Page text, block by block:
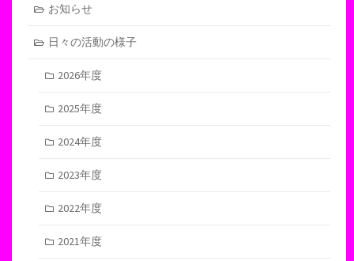
お知らせ
日々の活動の様子
2026年度
2025年度
2024年度
2023年度
2022年度
2021年度